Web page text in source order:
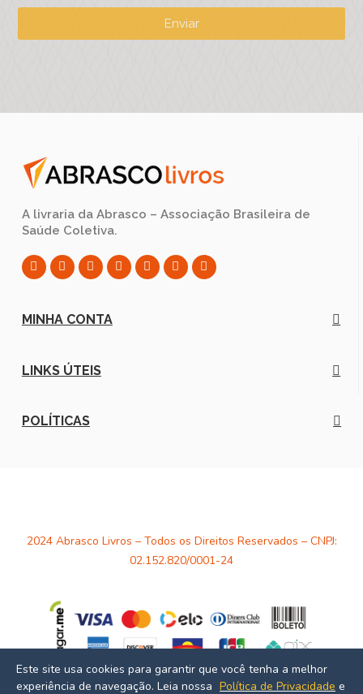
Enviar
A livraria da Abrasco – Associação Brasileira de
Saúde Coletiva.
MINHA CONTA
LINKS ÚTEIS
POLÍTICAS
2024 Abrasco Livros – Todos os Direitos Reservados – CNPJ:
02.152.820/0001-24
Este site usa cookies para garantir que você tenha a melhor
experiência de navegação. Leia nossa Política de Privacidade e